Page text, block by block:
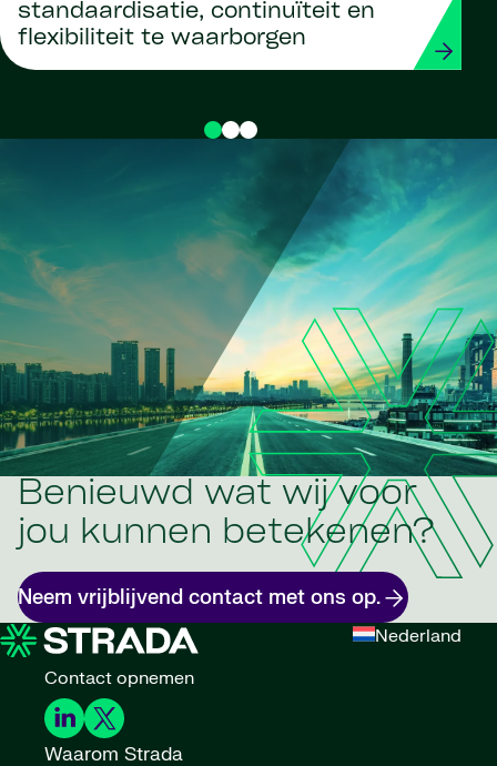
standaardisatie, continuïteit en
flexibiliteit te waarborgen
Benieuwd wat wij voor
jou kunnen betekenen?
Neem vrijblijvend contact met ons op.
Nederland
Contact opnemen
Waarom Strada